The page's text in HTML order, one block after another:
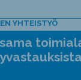
YHTEISTYÖ